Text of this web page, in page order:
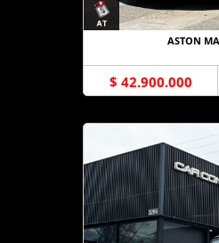
ASTON
$ 42.900.000